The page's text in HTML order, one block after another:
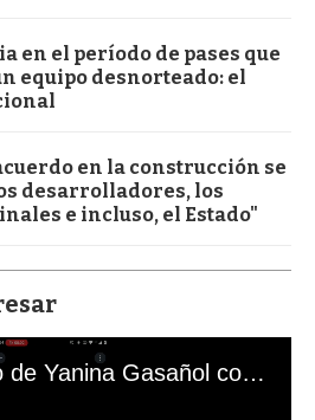
en el período de pases que
equipo desnorteado: el
en la construcción se
desarrolladores, los
e incluso, el Estado"
El mal momento de Yanina Gasañol con un hincha argentino en "Subrayado"